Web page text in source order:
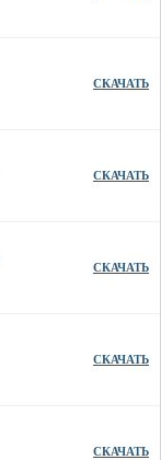
СКАЧАТЬ
СКАЧАТЬ
СКАЧАТЬ
СКАЧАТЬ
СКАЧАТЬ